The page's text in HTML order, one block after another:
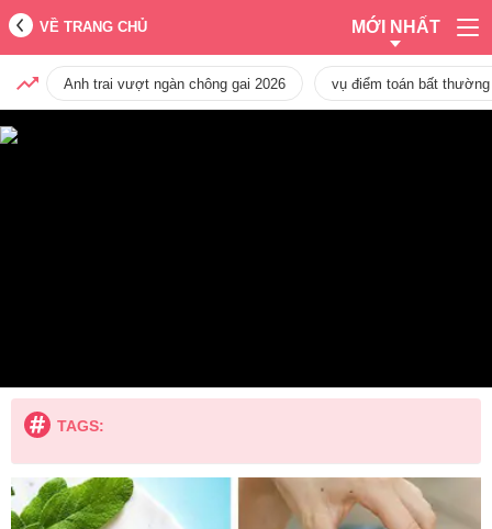
VỀ TRANG CHỦ MỚI NHẤT
Anh trai vượt ngàn chông gai 2026 vụ điểm toán bất
TAGS: